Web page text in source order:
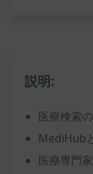
説明:
医療検索
MediHub
医療専門